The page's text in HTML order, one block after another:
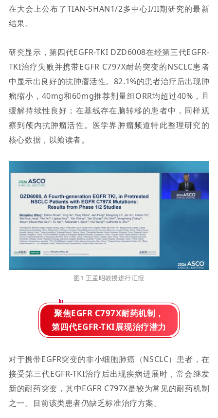
在大会上公布了TIAN-SHAN1/2多中心I/II期研究的最新
结果。
研究显示，第四代EGFR-TKI DZD6008在经第三代EGFR-
TKI治疗失败并携带EGFR C797X耐药突变的NSCLC患者
中显示出良好的抗肿瘤活性。 82.1%的患者治疗后出现肿
瘤缩小，40mg和60mg推荐剂量组ORR均超过40%，且
缓解持续性良好；在基线存在脑转移的患者中，同样观
察到颅内抗肿瘤活性。 医学界肿瘤频道特此整理研究的
核心数据，以飨读者。
图1 王孟昭教授进行汇报
聚焦EGFR C797X耐药机制，
第四代EGFR-TKI展现治疗潜力
对于携带EGFR突变的非小细胞肺癌（NSCLC）患者，在
接受第三代EGFR-TKI治疗后出现疾病进展时，常会继发
新的耐药突变，其中EGFR C797X是较为常见的耐药机制
之一。目前该类患者仍缺乏标准治疗方案。